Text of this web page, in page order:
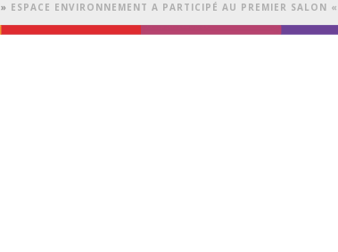
» ESPACE ENVIRONNEMENT A PARTICIPÉ AU PREMIER SALON